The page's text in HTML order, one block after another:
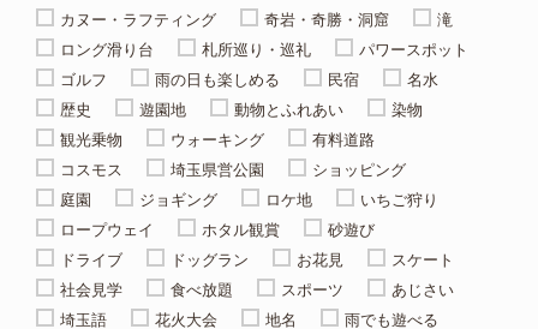
カヌー・ラフティング
奇岩・奇勝・洞窟
滝
ロング滑り台
札所巡り・巡礼
パワースポット
ゴルフ
雨の日も楽しめる 民宿
名水
歴史
遊園地 動物とふれあい
染物
観光乗物
ウォーキング
有料道路
コスモス
埼玉県営公園
ショッピング
庭園
ジョギング ロケ地
いちご狩り
ロープウェイ
ホタル観賞
砂遊び
ドライブ
ドッグラン お花見
スケート
社会見学
食べ放題 スポーツ
あじさい
埼玉語
花火大会 地名
雨でも遊べる